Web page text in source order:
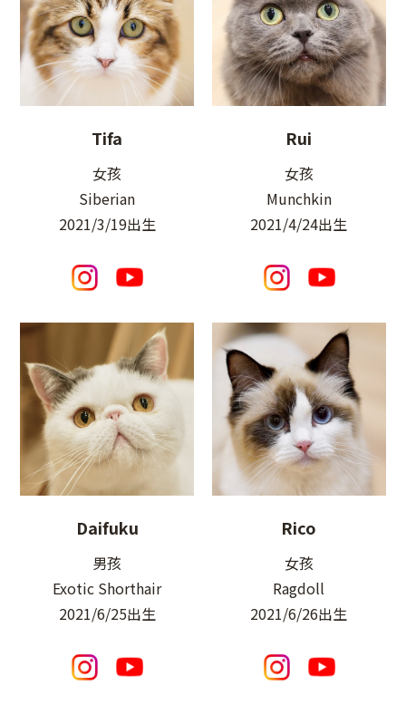
Tifa
女孩
Siberian
2021/3/19出生
Rui
女孩
Munchkin
2021/4/24出生
Daifuku
男孩
Exotic Shorthair
2021/6/25出生
Rico
女孩
Ragdoll
2021/6/26出生